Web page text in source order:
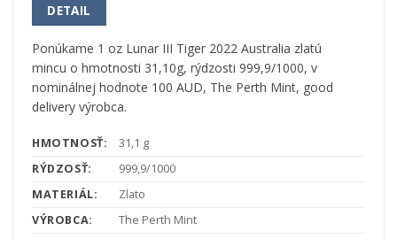
DETAIL
Ponúkame 1 oz Lunar III Tiger 2022 Australia zlatú
mincu o hmotnosti 31,10g, rýdzosti 999,9/1000, v
nominálnej hodnote 100 AUD, The Perth Mint, good
delivery výrobca.
HMOTNOSŤ:
31,1 g
RÝDZOSŤ:
999,9/1000
MATERIÁL:
Zlato
VÝROBCA:
The Perth Mint